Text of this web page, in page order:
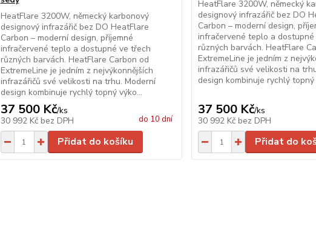
HeatFlare 3200W, německý karbonový
designový infrazářič bez DO HeatFlare
Carbon – moderní design, příjemné
infračervené teplo a dostupné ve třech
různých barvách. HeatFlare Carbon od
ExtremeLine je jedním z nejvýkonnějších
infrazářičů své velikosti na trhu. Moderní
design kombinuje rychlý topný výko...
37 500 Kč/ks
30 992 Kč bez DPH do 10 dní
Přidat do košíku
HeatFlare 3200W, německý
designový infrazářič bez DO
Carbon – moderní design,
infračervené teplo a
různých barvách. HeatFlare
ExtremeLine je jedním z
infrazářičů své velikosti na
design kombinuje rychlý topný
37 500 Kč/ks
30 992 Kč bez DPH
Přidat do